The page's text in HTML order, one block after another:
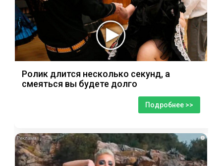
Ролик длится несколько секунд, а
смеяться вы будете долго
Подробнее >>
i